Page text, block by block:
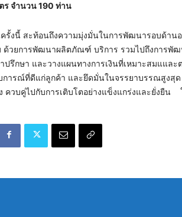
ร จำนวน190 ท่าน
รั้งนี้ สะท้อนถึงความมุ่งมั่นในการพัฒนารอบด้าน
ด้วยการพัฒนาผลิตภัณฑ์ บริการ รวมไปถึงการ
ปรึกษา และวางแผนทางการเงินที่เหมาะสมแแ
การณ์ที่ดีแก่ลูกค้า และยึดมั่นในจรรยาบรรณสูง
ควบคู่ไปกับการเติบโตอย่างแข็งแกร่งและยั่ง